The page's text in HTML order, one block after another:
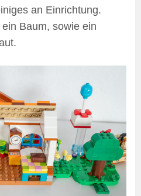
an Einrichtung.
Baum, sowie ein